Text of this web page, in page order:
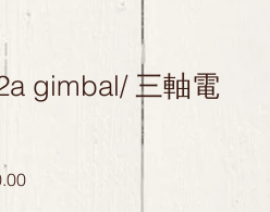
gimbal/ 三軸電
促